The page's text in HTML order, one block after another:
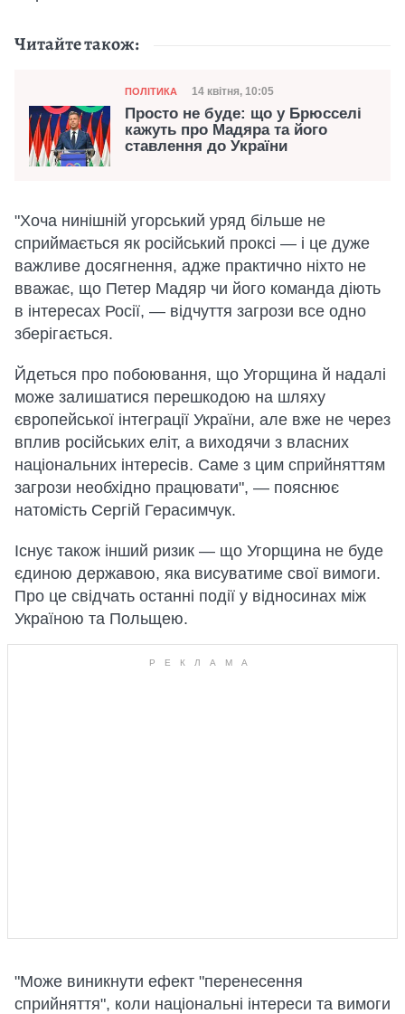
Читайте також:
Категорія
ПОЛІТИКА Дата публікації
14 квітня, 10:05
Просто не буде: що у Брюсселі
кажуть про Мадяра та його
ставлення до України
"Хоча нинішній угорський уряд більше не
сприймається як російський проксі — і це дуже
важливе досягнення, адже практично ніхто не
вважає, що Петер Мадяр чи його команда діють
в інтересах Росії, — відчуття загрози все одно
зберігається.
Йдеться про побоювання, що Угорщина й надалі
може залишатися перешкодою на шляху
європейської інтеграції України, але вже не через
вплив російських еліт, а виходячи з власних
національних інтересів. Саме з цим сприйняттям
загрози необхідно працювати", — пояснює
натомість Сергій Герасимчук.
Існує також інший ризик — що Угорщина не буде
єдиною державою, яка висуватиме свої вимоги.
Про це свідчать останні події у відносинах між
Україною та Польщею.
"Може виникнути ефект "перенесення
сприйняття", коли національні інтереси та вимоги